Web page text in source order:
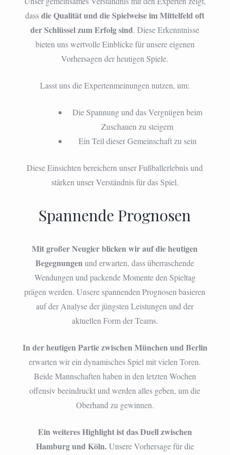
dassdie Qualität und die Spielweise im Mittelfeld oft
der Schlüssel zum Erfolg sind. Diese Erkenntnisse
bieten uns wertvolle Einblicke für unsere eigenen
Vorhersagen der heutigen Spiele.
Lasst uns die Expertenmeinungen nutzen, um:
Die Spannung und das Vergnügen beim
Zuschauen zu steigern
Ein Teil dieser Gemeinschaft zu sein
Diese Einsichten bereichern unser Fußballerlebnis und
stärken unser Verständnis für das Spiel.
Spannende Prognosen
Mit großer Neugier blicken wir auf die heutigen
Begegnungenund erwarten, dass überraschende
Wendungen und packende Momente den Spieltag
prägen werden. Unsere spannenden Prognosen basieren
auf der Analyse der jüngsten Leistungen und der
aktuellen Form der Teams.
In der heutigen Partie zwischen München und Berlin
erwarten wir ein dynamisches Spiel mit vielen Toren.
Beide Mannschaften haben in den letzten Wochen
offensiv beeindruckt und werden alles geben, um die
Oberhand zu gewinnen.
Ein weiteres Highlight ist das Duell zwischen
Hamburg und Köln.Unsere Vorhersage für die